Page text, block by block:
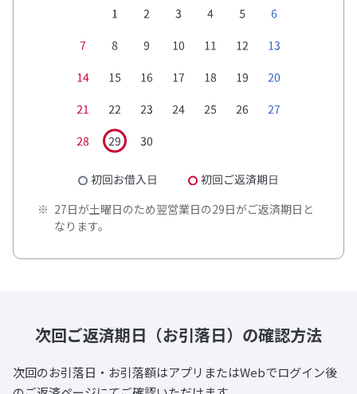
27日が土曜日のため翌営業日の29日がご返済期日と
なります。
次回ご返済期日 （お引落日）の確認方法
次回のお引落日・お引落額はアプリまたはWebでログイン後